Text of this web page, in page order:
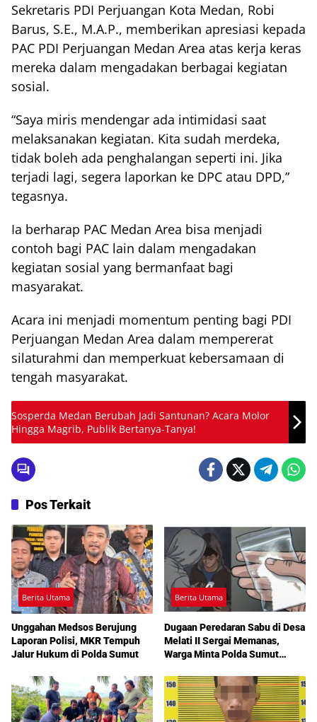
Sekretaris PDI Perjuangan Kota Medan, Robi
Barus, S.E., M.A.P., memberikan apresiasi kepada
PAC PDI Perjuangan Medan Area atas kerja keras
mereka dalam mengadakan berbagai kegiatan
sosial.
“Saya miris mendengar ada intimidasi saat
melaksanakan kegiatan. Kita sudah merdeka,
tidak boleh ada penghalangan seperti ini. Jika
terjadi lagi, segera laporkan ke DPC atau DPD,”
tegasnya.
Ia berharap PAC Medan Area bisa menjadi
contoh bagi PAC lain dalam mengadakan
kegiatan sosial yang bermanfaat bagi
masyarakat.
Acara ini menjadi momentum penting bagi PDI
Perjuangan Medan Area dalam mempererat
silaturahmi dan memperkuat kebersamaan di
tengah masyarakat.
Sosperda Medan Berubah Jadi Santunan? Acara Molor
Hingga Magrib, Publik Bertanya-Tanya!
Pos Terkait
Berita Utama
Unggahan Medsos Berujung
Laporan Polisi, MKR Tempuh
Jalur Hukum di Polda Sumut
Berita Utama
Dugaan Peredaran Sabu di Desa
Melati II Sergai Memanas,
Warga Minta Polda Sumut